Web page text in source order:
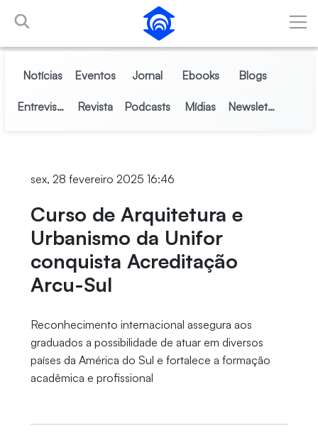
Pular para o Conteúdo principal
Notícias Eventos Jornal Ebooks Blogs
Entrevistas Revista Podcasts Mídias Newsletter
sex, 28 fevereiro 2025 16:46
Curso de Arquitetura e
Urbanismo da Unifor
conquista Acreditação
Arcu-Sul
Reconhecimento internacional assegura aos
graduados a possibilidade de atuar em diversos
países da América do Sul e fortalece a formação
acadêmica e profissional